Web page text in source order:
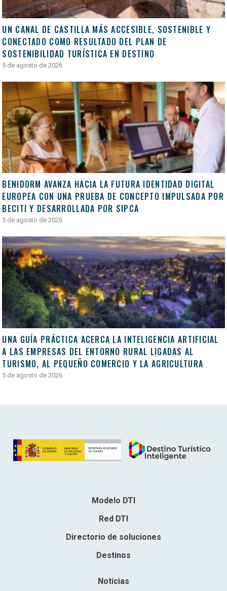
UN CANAL DE CASTILLA MÁS ACCESIBLE, SOSTENIBLE Y
CONECTADO COMO RESULTADO DEL PLAN DE
SOSTENIBILIDAD TURÍSTICA EN DESTINO
5 de agosto de 2026
BENIDORM AVANZA HACIA LA FUTURA IDENTIDAD DIGITAL
EUROPEA CON UNA PRUEBA DE CONCEPTO IMPULSADA POR
BECITI Y DESARROLLADA POR SIPCA
5 de agosto de 2026
UNA GUÍA PRÁCTICA ACERCA LA INTELIGENCIA ARTIFICIAL
A LAS EMPRESAS DEL ENTORNO RURAL LIGADAS AL
TURISMO, AL PEQUEÑO COMERCIO Y LA AGRICULTURA
5 de agosto de 2026
Modelo DTI
Red DTI
Directorio de soluciones
Destinos
Noticias